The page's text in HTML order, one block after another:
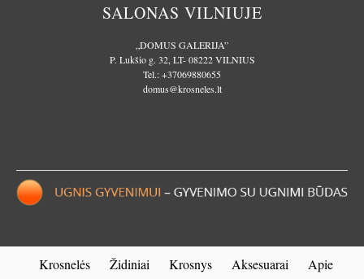
SALONAS VILNIUJE
„DOMUS GALERIJA”
P. Lukšio g. 32, LT- 08222 VILNIUS
Tel.:+37069880655
domus@krosneles.lt
Krosnelės Židiniai Krosnys Aksesuarai
Apie